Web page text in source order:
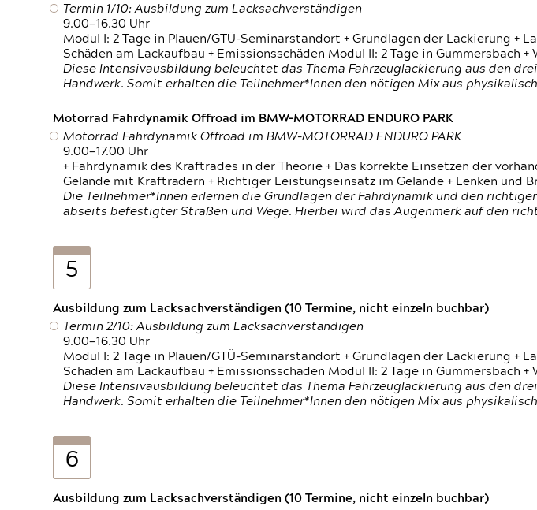
Termin 1/10: Ausbildung zum Lacksachverständigen
9.00—16.30 Uhr
Modul I: 2 Tage in Plauen/GTÜ-Seminarstandort + Grundlagen der Lackierung +
Schäden am Lackaufbau + Emissionsschäden Modul II: 2 Tage in Gummersbach +
Diese Intensivausbildung beleuchtet das Thema Fahrzeuglackierung aus den
Handwerk. Somit erhalten die Teilnehmer*Innen den nötigen Mix aus
Motorrad Fahrdynamik Offroad im BMW-MOTORRAD ENDURO PARK
Motorrad Fahrdynamik Offroad im BMW-MOTORRAD ENDURO PARK
9.00—17.00 Uhr
+ Fahrdynamik des Kraftrades in der Theorie + Das korrekte Einsetzen der
Gelände mit Krafträdern + Richtiger Leistungseinsatz im Gelände + Lenken und
Die Teilnehmer*Innen erlernen die Grundlagen der Fahrdynamik und den
abseits befestigter Straßen und Wege. Hierbei wird das Augenmerk auf den
5
Ausbildung zum Lacksachverständigen (10 Termine, nicht einzeln buchbar)
Termin 2/10: Ausbildung zum Lacksachverständigen
9.00—16.30 Uhr
Modul I: 2 Tage in Plauen/GTÜ-Seminarstandort + Grundlagen der Lackierung +
Schäden am Lackaufbau + Emissionsschäden Modul II: 2 Tage in Gummersbach +
Diese Intensivausbildung beleuchtet das Thema Fahrzeuglackierung aus den
Handwerk. Somit erhalten die Teilnehmer*Innen den nötigen Mix aus
6
Ausbildung zum Lacksachverständigen (10 Termine, nicht einzeln buchbar)